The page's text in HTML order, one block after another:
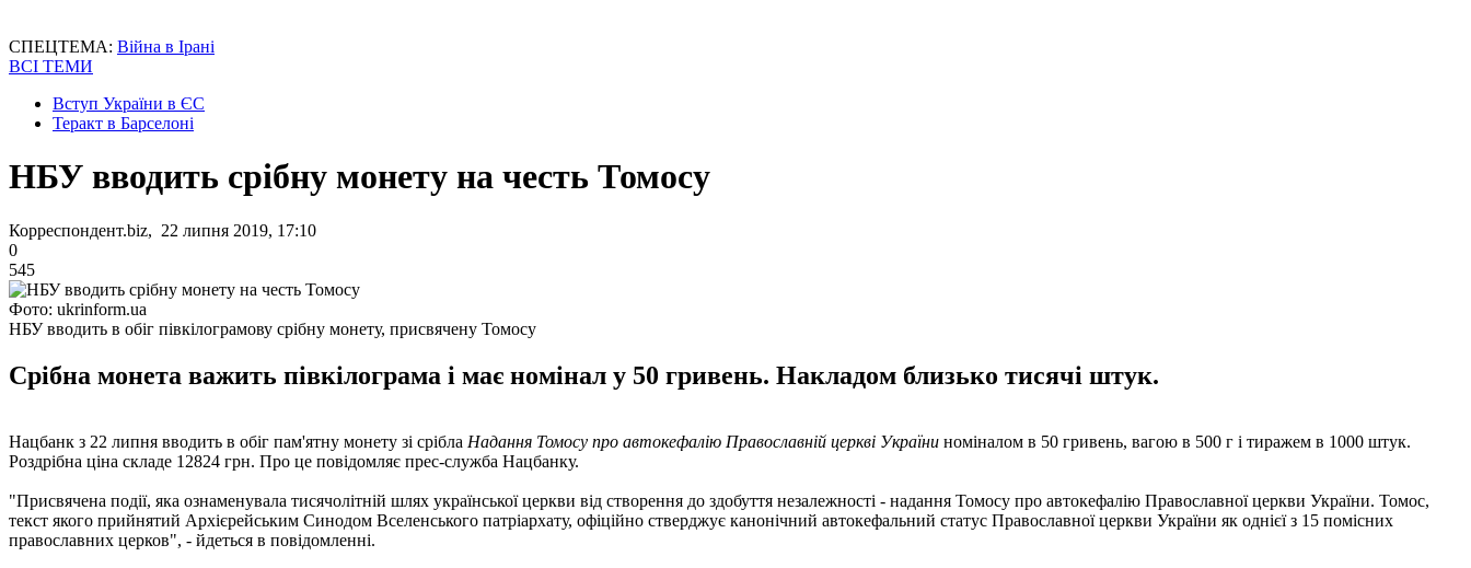
СПЕЦТЕМА: Війна в Ірані
ВСІ ТЕМИ
Вступ України в ЄС
Теракт в Барселоні
НБУ вводить срібну монету на честь Томосу
Корреспондент.biz, 22 липня 2019, 17:10
0
545
Фото: ukrinform.ua
НБУ вводить в обіг півкілограмову срібну монету, присвячену Томосу
Срібна монета важить півкілограма і має номінал у 50 гривень. Накладом близько тисячі штук.
Нацбанк з 22 липня вводить в обіг пам'ятну монету зі срібла Надання Томосу про автокефалію Православній церкві України номіналом в 50 гривень, вагою в 500 г і тиражем в 1000 штук.
Роздрібна ціна складе 12824 грн. Про це повідомляє прес-служба Нацбанку.
"Присвячена події, яка ознаменувала тисячолітній шлях української церкви від створення до здобуття незалежності - надання Томосу про автокефалію Православної церкви України. Томос,
текст якого прийнятий Архієрейським Синодом Вселенського патріархату, офіційно стверджує канонічний автокефальний статус Православної церкви України як однієї з 15 помісних
православних церков", - йдеться в повідомленні.